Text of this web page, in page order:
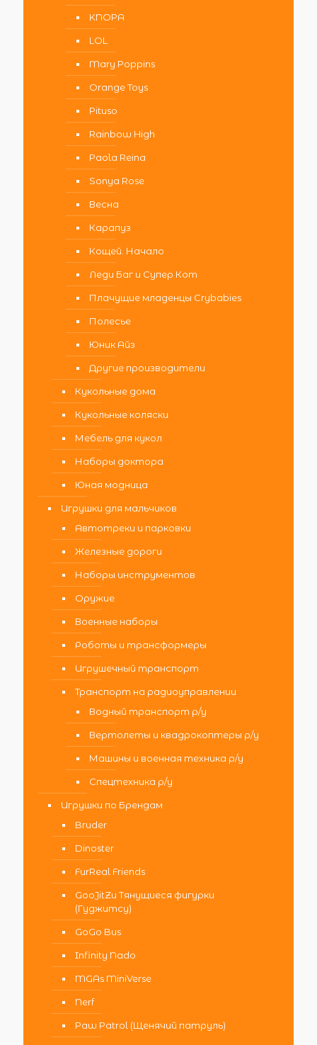
KNOPA
LOL
Mary Poppins
Orange Toys
Pituso
Rainbow High
Paola Reina
Sonya Rose
Весна
Карапуз
Кощей. Начало
Леди Баг и Супер Кот
Плачущие младенцы Crybabies
Полесье
Юник Айз
Другие производители
Кукольные дома
Кукольные коляски
Мебель для кукол
Наборы доктора
Юная модница
Игрушки для мальчиков
Автотреки и парковки
Железные дороги
Наборы инструментов
Оружие
Военные наборы
Роботы и трансформеры
Игрушечный транспорт
Транспорт на радиоуправлении
Водный транспорт р/у
Вертолеты и квадрокоптеры р/у
Машины и военная техника р/у
Спецтехника р/у
Игрушки по Брендам
Bruder
Dinoster
FurReal Friends
GooJitZu Тянущиеся фигурки
(Гуджитсу)
GoGo Bus
Infinity Nado
MGAs MiniVerse
Nerf
Paw Patrol (Щенячий патруль)